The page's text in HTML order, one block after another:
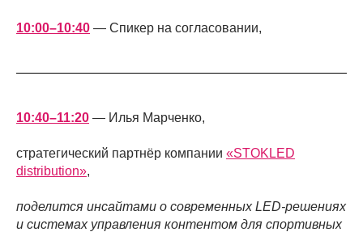
10:00–10:40 — Спикер на согласовании,
10:40–11:20 — Илья Марченко,
стратегический партнёр компании «STOKLED
distribution»,
поделится инсайтами о современных LED-решениях
и системах управления контентом для спортивных